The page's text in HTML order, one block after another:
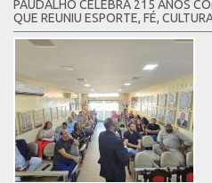
PAUDALHO CELEBRA 215 ANOS
QUE REUNIU ESPORTE, FÉ,